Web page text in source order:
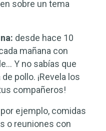
sobre un tema
desde hace 10
mañana con
Y no sabías que
pollo. ¡Revela los
compañeros!
por ejemplo, comidas
o reuniones con